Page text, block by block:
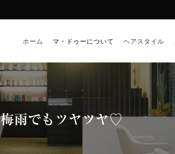
ホーム マ・ドゥーについて ヘアスタイル
梅雨でもツヤツヤ♡